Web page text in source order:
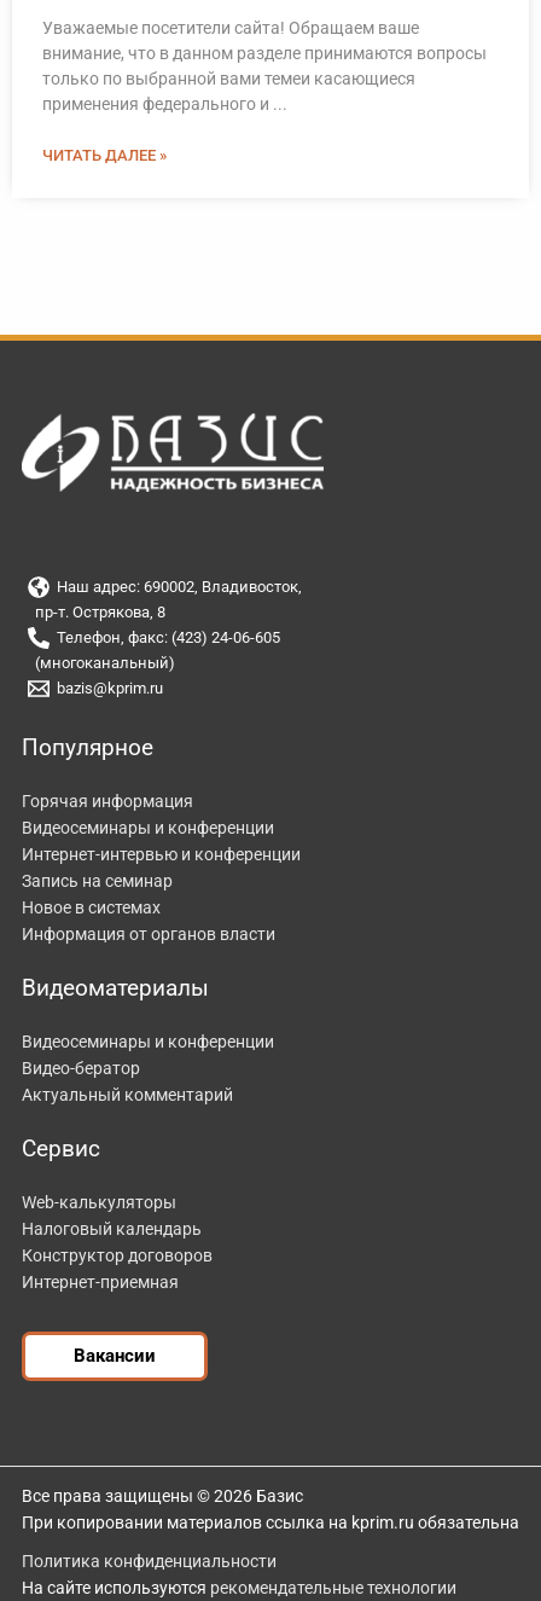
Уважаемые посетители сайта! Обращаем ваше
внимание, что в данном разделе принимаются вопросы
только по выбранной вами темеи касающиеся
применения федерального и ...
ЧИТАТЬ ДАЛЕЕ »
Наш адрес: 690002, Владивосток,
пр-т. Острякова, 8
Телефон, факс: (423) 24-06-605
(многоканальный)
bazis@kprim.ru
Популярное
Горячая информация
Видеосеминары и конференции
Интернет-интервью и конференции
Запись на семинар
Новое в системах
Информация от органов власти
Видеоматериалы
Видеосеминары и конференции
Видео-бератор
Актуальный комментарий
Сервис
Web-калькуляторы
Налоговый календарь
Конструктор договоров
Интернет-приемная
Вакансии
Все права защищены © 2026 Базис
При копировании материалов ссылка на kprim.ru обязательна
Политика конфиденциальности
На сайте используются рекомендательные технологии